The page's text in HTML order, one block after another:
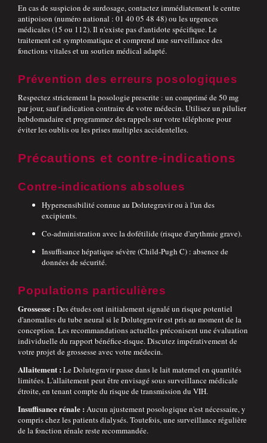
En cas de suspicion de surdosage, contactez immédiatement le centre
antipoison (numéro national : 01 40 05 48 48) ou les urgences
médicales (15 ou 112). Il n'existe pas d'antidote spécifique. Le
traitement est symptomatique et comprend une surveillance des
fonctions vitales et un soutien médical adapté.
Prévention des erreurs posologiques
Respectez strictement la posologie prescrite : un comprimé de 50 mg
par jour, sauf indication contraire de votre médecin. Utilisez un pilulier
hebdomadaire et programmez des rappels sur votre téléphone pour
éviter les oublis ou les prises multiples accidentelles.
Précautions et contre-indications
Contre-indications absolues
Hypersensibilité connue au Dolutegravir ou à l'un des
excipients.
Co-administration avec la dofétilide (risque d'arythmie grave).
Insuffisance hépatique sévère (Child-Pugh C) : absence de
données de sécurité.
Populations particulières
Grossesse : Des études ont initialement signalé un risque potentiel
d'anomalies du tube neural si le Dolutegravir est pris au moment de la
conception. Les recommandations actuelles préconisent une évaluation
individuelle du rapport bénéfice-risque. Discutez impérativement de
votre projet de grossesse avec votre médecin.
Allaitement : Le Dolutegravir passe dans le lait maternel en quantités
limitées. L'allaitement peut être envisagé sous surveillance médicale
étroite, en tenant compte du risque de transmission du VIH.
Insuffisance rénale : Aucun ajustement posologique n'est nécessaire, y
compris chez les patients dialysés. Toutefois, une surveillance régulière
de la fonction rénale reste recommandée.